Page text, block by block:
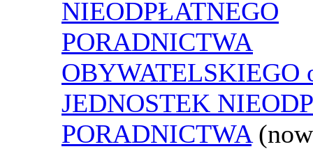
NIEODPŁATNEGO
PORADNICTWA
OBYWATELSKIEGO
JEDNOSTEK
PORADNICTWA